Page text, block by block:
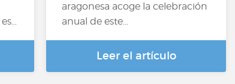
aragonesa acoge la celebración
anual de este…
Leer el artículo